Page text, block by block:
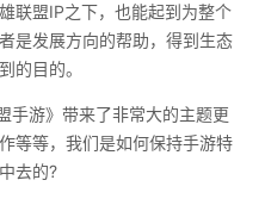
联盟IP之下，也能起到为整个
是发展方向的帮助，得到生态
的目的。
游》带来了非常大的主题更
等等，我们是如何保持手游特
去的?